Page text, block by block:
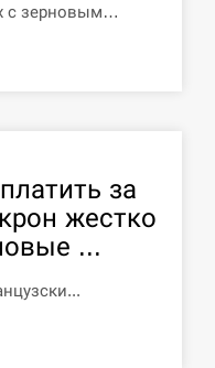
військові
вторгнення з…
на Patriot для
сомнения…
до 20
с зерновым…
за
жестко
...